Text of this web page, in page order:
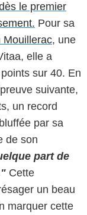
le premier
Pour sa
Mouillerac, une
elle a
sur 40. En
suivante,
un record
par sa
de son
part de
Cette
un beau
marquer cette